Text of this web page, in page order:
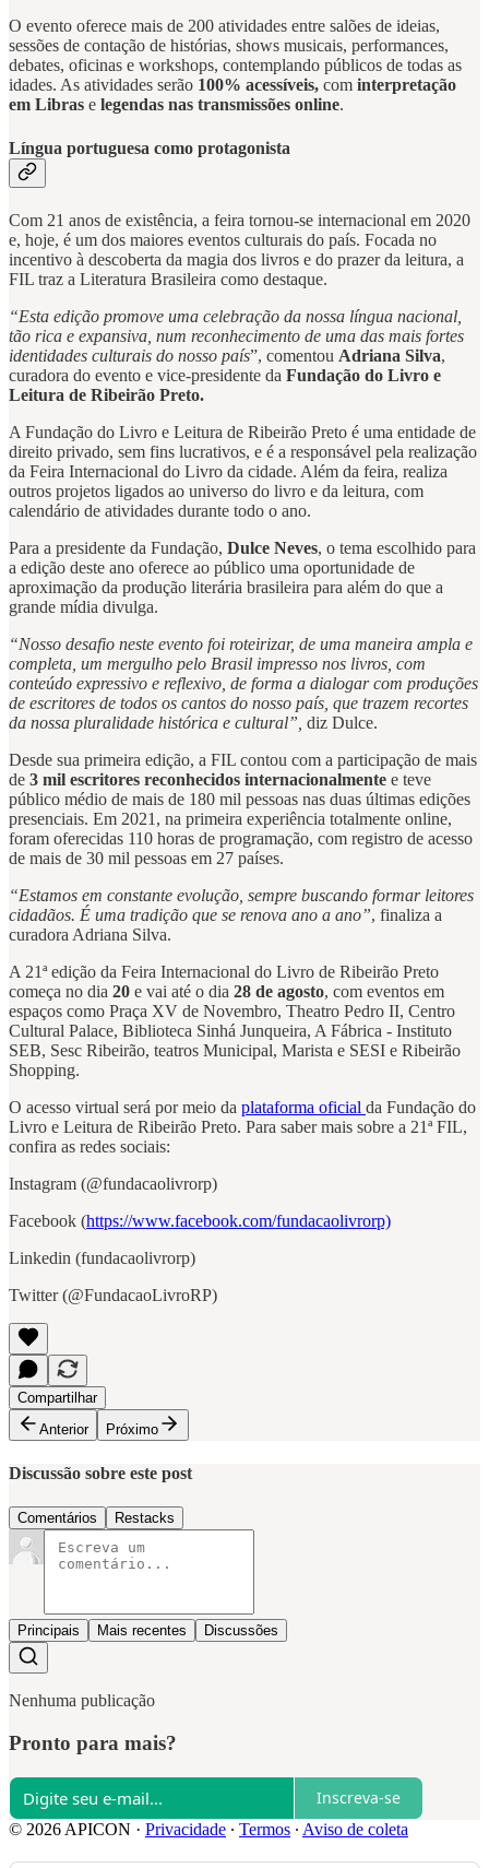
O evento oferece mais de 200 atividades entre salões de ideias,
sessões de contação de histórias, shows musicais, performances,
debates, oficinas e workshops, contemplando públicos de todas as
idades. As atividades serão 100% acessíveis, com interpretação
em Libras e legendas nas transmissões online.
Língua portuguesa como protagonista
Com 21 anos de existência, a feira tornou-se internacional em 2020
e, hoje, é um dos maiores eventos culturais do país. Focada no
incentivo à descoberta da magia dos livros e do prazer da leitura, a
FIL traz a Literatura Brasileira como destaque.
“Esta edição promove uma celebração da nossa língua nacional,
tão rica e expansiva, num reconhecimento de uma das mais fortes
identidades culturais do nosso país”, comentou Adriana Silva,
curadora do evento e vice-presidente da Fundação do Livro e
Leitura de Ribeirão Preto.
A Fundação do Livro e Leitura de Ribeirão Preto é uma entidade de
direito privado, sem fins lucrativos, e é a responsável pela realização
da Feira Internacional do Livro da cidade. Além da feira, realiza
outros projetos ligados ao universo do livro e da leitura, com
calendário de atividades durante todo o ano.
Para a presidente da Fundação, Dulce Neves, o tema escolhido para
a edição deste ano oferece ao público uma oportunidade de
aproximação da produção literária brasileira para além do que a
grande mídia divulga.
“Nosso desafio neste evento foi roteirizar, de uma maneira ampla e
completa, um mergulho pelo Brasil impresso nos livros, com
conteúdo expressivo e reflexivo, de forma a dialogar com produções
de escritores de todos os cantos do nosso país, que trazem recortes
da nossa pluralidade histórica e cultural”, diz Dulce.
Desde sua primeira edição, a FIL contou com a participação de mais
de 3 mil escritores reconhecidos internacionalmente e teve
público médio de mais de 180 mil pessoas nas duas últimas edições
presenciais. Em 2021, na primeira experiência totalmente online,
foram oferecidas 110 horas de programação, com registro de acesso
de mais de 30 mil pessoas em 27 países.
“Estamos em constante evolução, sempre buscando formar leitores
cidadãos. É uma tradição que se renova ano a ano”, finaliza a
curadora Adriana Silva.
A 21ª edição da Feira Internacional do Livro de Ribeirão Preto
começa no dia 20 e vai até o dia 28 de agosto, com eventos em
espaços como Praça XV de Novembro, Theatro Pedro II, Centro
Cultural Palace, Biblioteca Sinhá Junqueira, A Fábrica - Instituto
SEB, Sesc Ribeirão, teatros Municipal, Marista e SESI e Ribeirão
Shopping.
O acesso virtual será por meio da plataforma oficial da Fundação do
Livro e Leitura de Ribeirão Preto. Para saber mais sobre a 21ª FIL,
confira as redes sociais:
Instagram (@fundacaolivrorp)
Facebook (https://www.facebook.com/fundacaolivrorp)
Linkedin (fundacaolivrorp)
Twitter (@FundacaoLivroRP)
Compartilhar
Anterior
Próximo
Discussão sobre este post
Comentários Restacks
Principais Mais recentes Discussões
Nenhuma publicação
Pronto para mais?
Inscreva-se
© 2026 APICON · Privacidade ∙ Termos ∙ Aviso de coleta